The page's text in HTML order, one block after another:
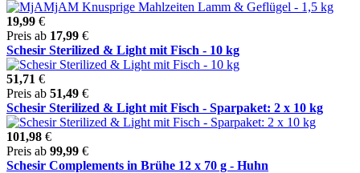
19,99 €
Preis ab 17,99 €
Schesir Sterilized & Light mit Fisch - 10 kg
51,71 €
Preis ab 51,49 €
Schesir Sterilized & Light mit Fisch - Sparpaket: 2 x 10 kg
101,98 €
Preis ab 99,99 €
Schesir Complements in Brühe 12 x 70 g - Huhn